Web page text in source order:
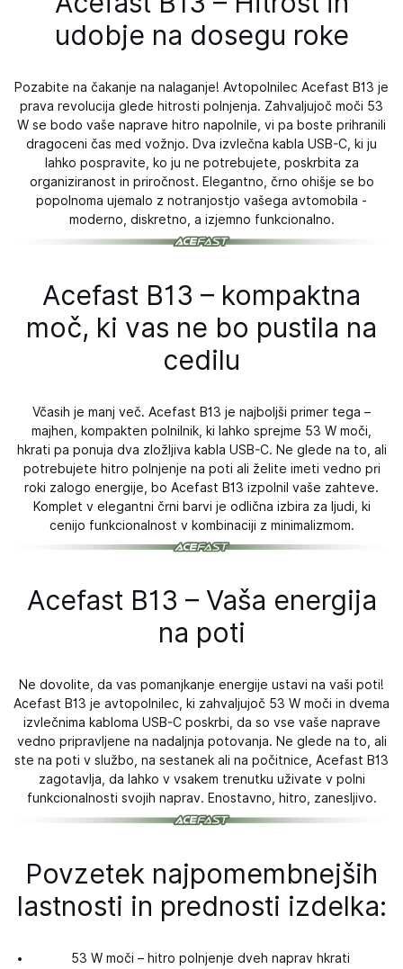
udobje na dosegu roke
Pozabite na čakanje na nalaganje! Avtopolnilec Acefast B13 je
prava revolucija glede hitrosti polnjenja. Zahvaljujoč moči 53
W se bodo vaše naprave hitro napolnile, vi pa boste prihranili
dragoceni čas med vožnjo. Dva izvlečna kabla USB-C, ki ju
lahko pospravite, ko ju ne potrebujete, poskrbita za
organiziranost in priročnost. Elegantno, črno ohišje se bo
popolnoma ujemalo z notranjostjo vašega avtomobila -
moderno, diskretno, a izjemno funkcionalno.
Acefast B13 – kompaktna
moč, ki vas ne bo pustila na
cedilu
Včasih je manj več. Acefast B13 je najboljši primer tega –
majhen, kompakten polnilnik, ki lahko sprejme 53 W moči,
hkrati pa ponuja dva zložljiva kabla USB-C. Ne glede na to, ali
potrebujete hitro polnjenje na poti ali želite imeti vedno pri
roki zalogo energije, bo Acefast B13 izpolnil vaše zahteve.
Komplet v elegantni črni barvi je odlična izbira za ljudi, ki
cenijo funkcionalnost v kombinaciji z minimalizmom.
Acefast B13 – Vaša energija
na poti
Ne dovolite, da vas pomanjkanje energije ustavi na vaši poti!
Acefast B13 je avtopolnilec, ki zahvaljujoč 53 W moči in dvema
izvlečnima kabloma USB-C poskrbi, da so vse vaše naprave
vedno pripravljene na nadaljnja potovanja. Ne glede na to, ali
ste na poti v službo, na sestanek ali na počitnice, Acefast B13
zagotavlja, da lahko v vsakem trenutku uživate v polni
funkcionalnosti svojih naprav. Enostavno, hitro, zanesljivo.
Povzetek najpomembnejših
lastnosti in prednosti izdelka:
53 W moči – hitro polnjenje dveh naprav hkrati